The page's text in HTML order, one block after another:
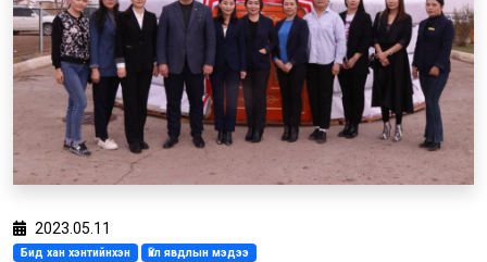
2023.05.11
Бид хан хэнтийнхэн
Үйл явдлын мэдээ